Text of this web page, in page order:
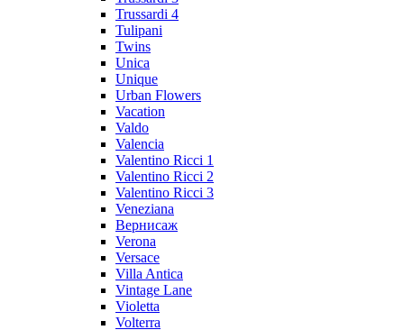
Trussardi 4
Tulipani
Twins
Unica
Unique
Urban Flowers
Vacation
Valdo
Valencia
Valentino Ricci 1
Valentino Ricci 2
Valentino Ricci 3
Veneziana
Вернисаж
Verona
Versace
Villa Antica
Vintage Lane
Violetta
Volterra